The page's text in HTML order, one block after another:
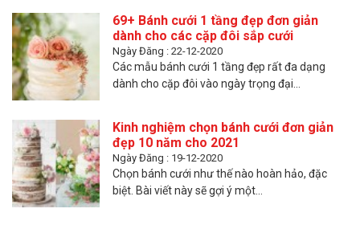
69+ Bánh cưới 1 tầng đẹp đơn giản
dành cho các cặp đôi sắp cưới
Ngày Đăng : 22-12-2020
Các mẫu bánh cưới 1 tầng đẹp rất đa dạng
dành cho cặp đôi vào ngày trọng đại...
Kinh nghiệm chọn bánh cưới đơn giản
đẹp 10 năm cho 2021
Ngày Đăng : 19-12-2020
Chọn bánh cưới như thế nào hoàn hảo, đặc
biệt. Bài viết này sẽ gợi ý một...